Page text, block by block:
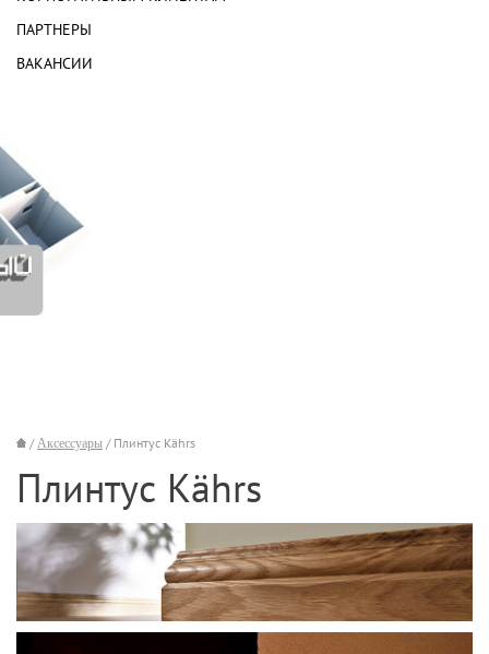
ПАРТНЕРЫ
ВАКАНСИИ
/ Аксессуары / Плинтус Kährs
Плинтус Kährs